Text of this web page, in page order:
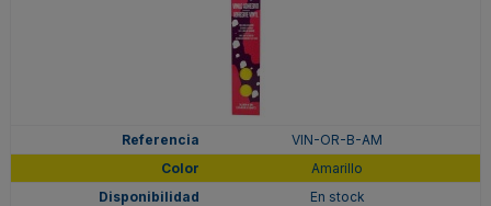
VIN-OR-B-AM
Amarillo
En stock